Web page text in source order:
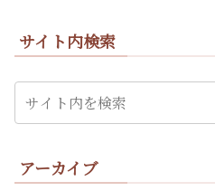
サイト内検索
アーカイブ